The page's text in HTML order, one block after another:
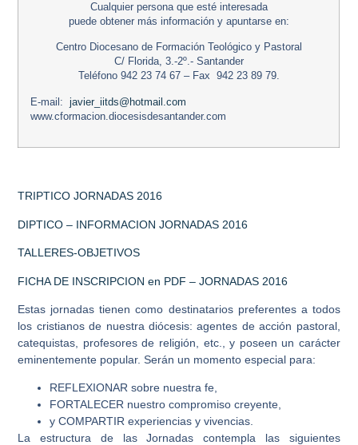
Cualquier persona que esté interesada
puede obtener más información y apuntarse en:
Centro Diocesano de Formación Teológico y Pastoral
C/ Florida, 3.-2º.- Santander
Teléfono 942 23 74 67 – Fax 942 23 89 79.
E-mail:javier_iitds@hotmail.com
www.cformacion.diocesisdesantander.com
TRIPTICO JORNADAS 2016
DIPTICO – INFORMACION JORNADAS 2016
TALLERES-OBJETIVOS
FICHA DE INSCRIPCION en PDF – JORNADAS 2016
Estas jornadas tienen como destinatarios preferentes a todos
los cristianos de nuestra diócesis: agentes de acción pastoral,
catequistas, profesores de religión, etc., y poseen un carácter
eminentemente popular. Serán un momento especial para:
REFLEXIONAR sobre nuestra fe,
FORTALECER nuestro compromiso creyente,
y COMPARTIR experiencias y vivencias.
La estructura de las Jornadas contempla las siguientes